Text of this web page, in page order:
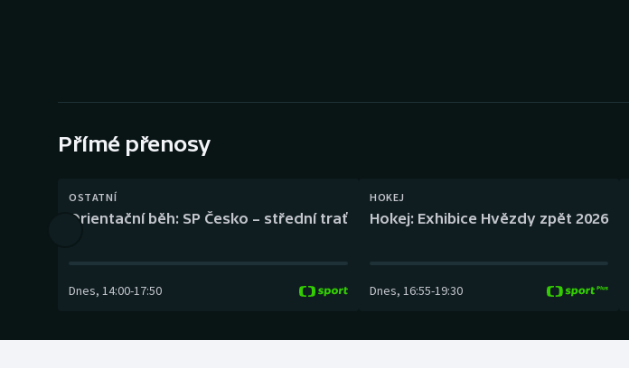
Gymnastika Plážový volejbal
Přímé přenosy
OSTATNÍ
Orientační běh: SP Česko – střední trať
Dnes, 14:00-17:50
HOKEJ
Hokej: Exhibice Hvězdy zpět 2026
Dnes, 16:55-19:30